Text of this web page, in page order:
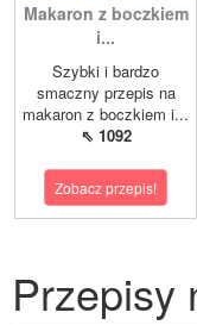
Makaron z boczkiem
i...
Szybki i bardzo
smaczny przepis na
makaron z boczkiem i...
⇖ 1092
Zobacz przepis!
Przepisy